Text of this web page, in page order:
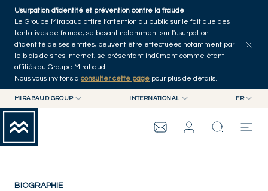
Skip to main content
Usurpation d'identité et prévention contre la fraude
Le Groupe Mirabaud attire l’attention du public sur le fait que des
tentatives de fraude, se basant notamment sur l'usurpation
d'identité de ses entités, peuvent être effectuées notamment par
le biais de sites internet, se présentant indûment comme étant
affiliés au Groupe Mirabaud.
Nous vous invitons à consulter cette page pour plus de détails.
MIRABAUD GROUP
MIRABAUD ASSET MANAGEMENT
MIRABAUD INVESTMENTS
INTERNATIONAL FR
FR
GROUPE MIRABAUD
Françoise Pétrovitch
France
BIOGRAPHIE